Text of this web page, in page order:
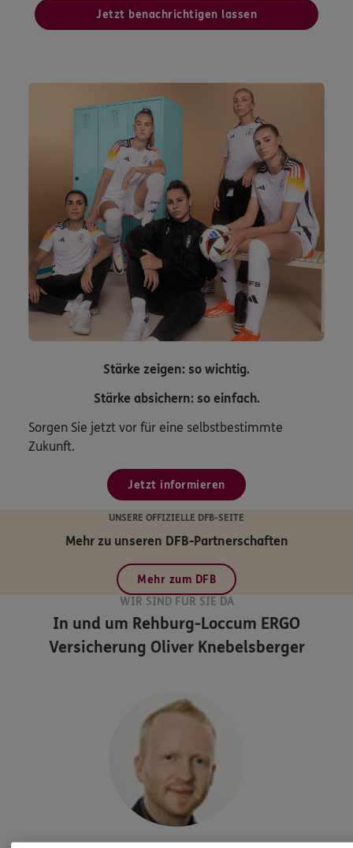
Jetzt benachrichtigen lassen
Stärke zeigen: so wichtig.
Stärke absichern: so einfach.
Sorgen Sie jetzt vor für eine selbstbestimmte
Zukunft.
Jetzt informieren
UNSERE OFFIZIELLE DFB-SEITE
Mehr zu unseren DFB-Partnerschaften
Mehr zum DFB
WIR SIND FÜR SIE DA
In und um Rehburg-Loccum ERGO
Versicherung Oliver Knebelsberger